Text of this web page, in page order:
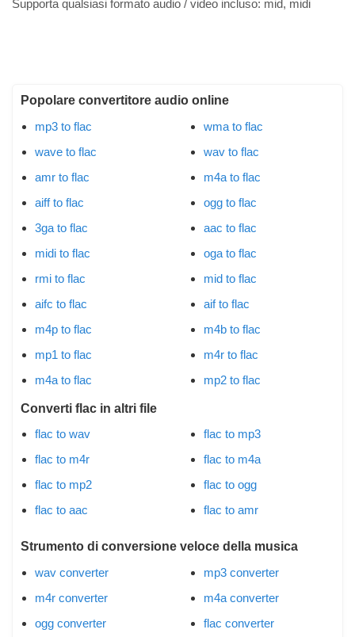
Supporta qualsiasi formato audio / video incluso: mid, midi
Popolare convertitore audio online
mp3 to flac
wave to flac
amr to flac
aiff to flac
3ga to flac
midi to flac
rmi to flac
aifc to flac
m4p to flac
mp1 to flac
m4a to flac
wma to flac
wav to flac
m4a to flac
ogg to flac
aac to flac
oga to flac
mid to flac
aif to flac
m4b to flac
m4r to flac
mp2 to flac
Converti flac in altri file
flac to wav
flac to m4r
flac to mp2
flac to aac
flac to mp3
flac to m4a
flac to ogg
flac to amr
Strumento di conversione veloce della musica
wav converter
m4r converter
ogg converter
mp3 converter
m4a converter
flac converter